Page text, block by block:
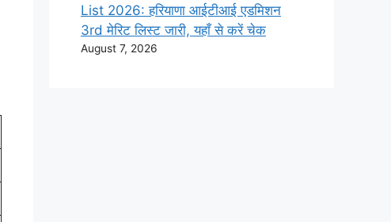
List 2026: हरियाणा आईटीआई एडमिशन
3rd मेरिट लिस्ट जारी, यहाँ से करें चेक
August 7, 2026